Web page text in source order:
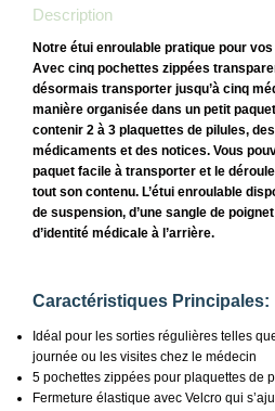
Description
Notre étui enroulable pratique pour
Avec cinq pochettes zippées
désormais transporter jusqu’à cinq
manière organisée dans un petit
contenir 2 à 3 plaquettes de pilules,
médicaments et des notices. Vous
paquet facile à transporter et le
tout son contenu. L’étui enroulable
de suspension, d’une sangle de
d’identité médicale à l’arrière.
Caractéristiques Principales:
Idéal pour les sorties régulières telles
journée ou les visites chez le médecin
5 pochettes zippées pour plaquettes de
Fermeture élastique avec Velcro qui